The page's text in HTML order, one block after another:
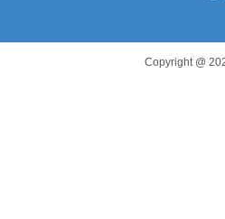
Copyright @